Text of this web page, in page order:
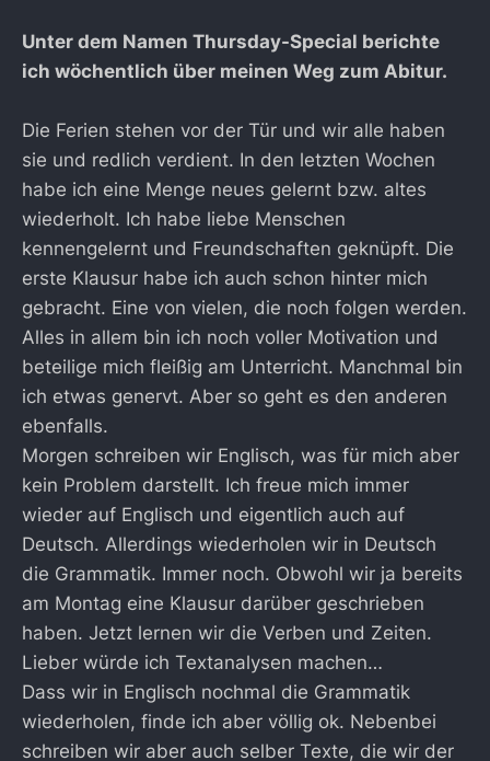
Unter dem Namen Thursday-Special berichte
ich wöchentlich über meinen Weg zum Abitur.
Die Ferien stehen vor der Tür und wir alle haben
sie und redlich verdient. In den letzten Wochen
habe ich eine Menge neues gelernt bzw. altes
wiederholt. Ich habe liebe Menschen
kennengelernt und Freundschaften geknüpft. Die
erste Klausur habe ich auch schon hinter mich
gebracht. Eine von vielen, die noch folgen werden.
Alles in allem bin ich noch voller Motivation und
beteilige mich fleißig am Unterricht. Manchmal bin
ich etwas genervt. Aber so geht es den anderen
ebenfalls.
Morgen schreiben wir Englisch, was für mich aber
kein Problem darstellt. Ich freue mich immer
wieder auf Englisch und eigentlich auch auf
Deutsch. Allerdings wiederholen wir in Deutsch
die Grammatik. Immer noch. Obwohl wir ja bereits
am Montag eine Klausur darüber geschrieben
haben. Jetzt lernen wir die Verben und Zeiten.
Lieber würde ich Textanalysen machen…
Dass wir in Englisch nochmal die Grammatik
wiederholen, finde ich aber völlig ok. Nebenbei
schreiben wir aber auch selber Texte, die wir der